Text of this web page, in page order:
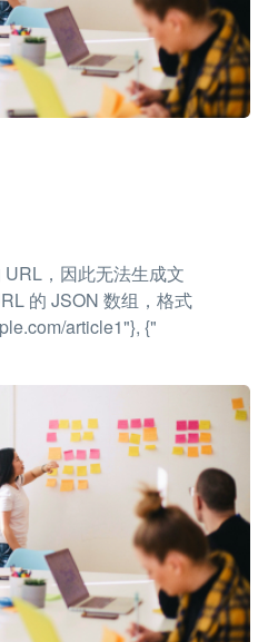
，因此无法生成文
的 JSON 数组，格式
article1"}, {"